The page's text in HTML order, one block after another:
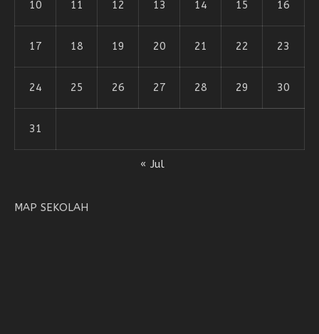
10 11 12 13 14 15 16
17 18 19 20 21 22 23
24 25 26 27 28 29 30
31
« Jul
MAP SEKOLAH